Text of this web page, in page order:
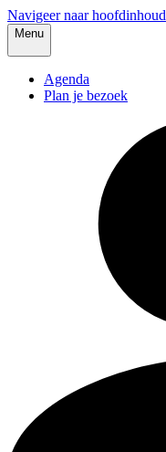
Navigeer naar hoofdinhoud
Menu
Agenda
Plan je bezoek